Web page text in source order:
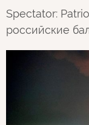
Spectator:
российские